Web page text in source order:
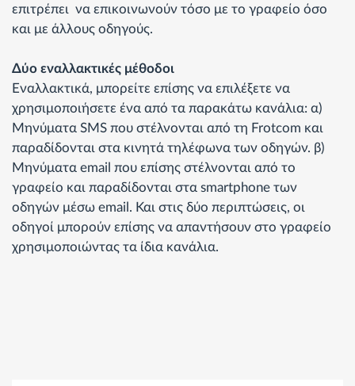
επιτρέπει να επικοινωνούν τόσο με το γραφείο όσο
και με άλλους οδηγούς.
Δύο εναλλακτικές μέθοδοι
Εναλλακτικά, μπορείτε επίσης να επιλέξετε να
χρησιμοποιήσετε ένα από τα παρακάτω κανάλια: α)
Μηνύματα SMS που στέλνονται από τη Frotcom και
παραδίδονται στα κινητά τηλέφωνα των οδηγών. β)
Μηνύματα email που επίσης στέλνονται από το
γραφείο και παραδίδονται στα smartphone των
οδηγών μέσω email. Και στις δύο περιπτώσεις, οι
οδηγοί μπορούν επίσης να απαντήσουν στο γραφείο
χρησιμοποιώντας τα ίδια κανάλια.